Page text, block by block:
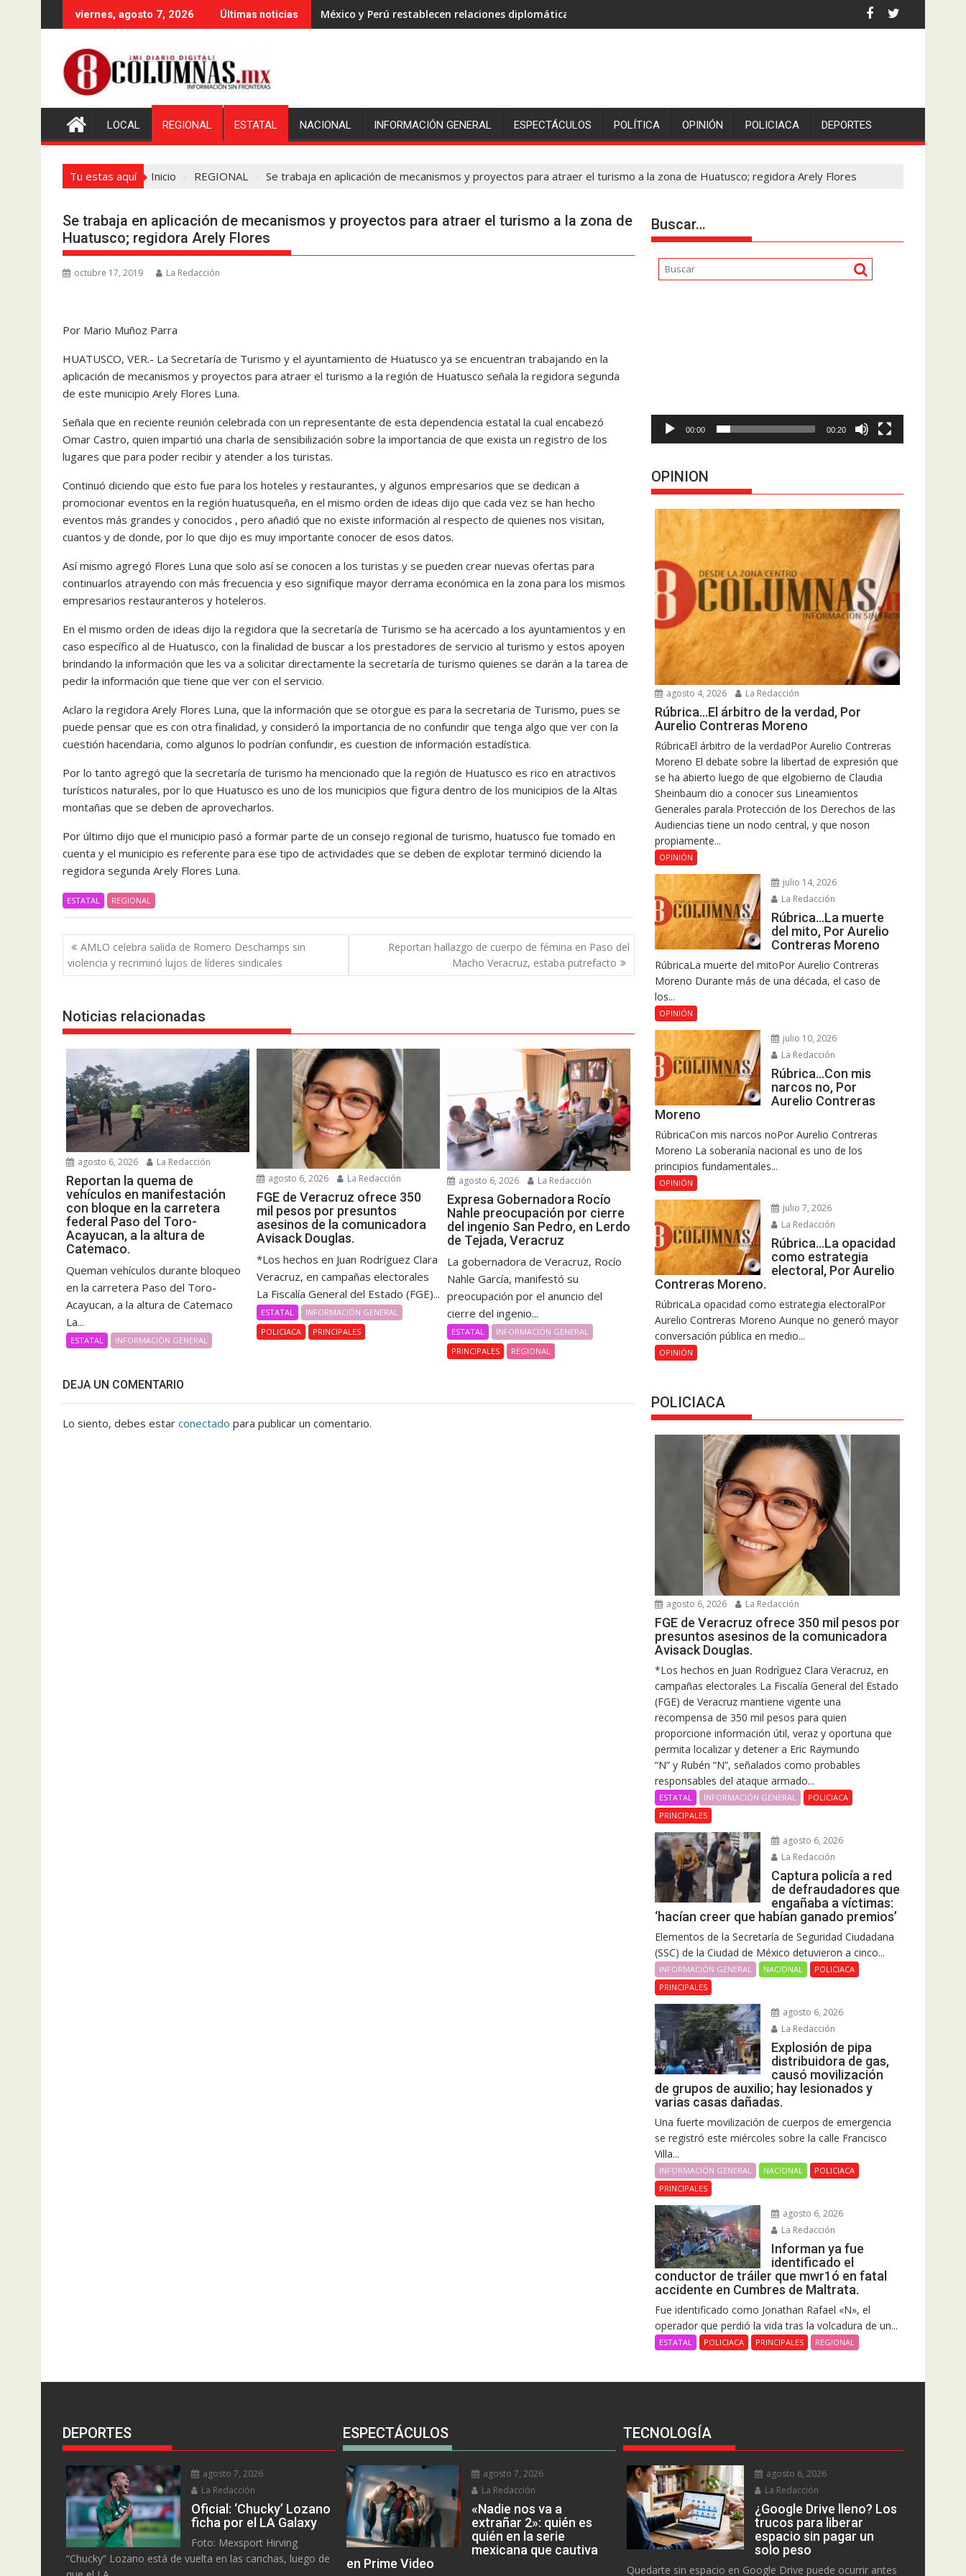
al
viernes, agosto 7, 2026 Últimas noticias México y Perú restablecen relaciones diplomáticas
LOCAL REGIONAL ESTATAL NACIONAL INFORMACIÓN GENERAL ESPECTÁCULOS POLÍTICA OPINIÓN POLICIACA DEPORTES
Tu estas aquí Inicio REGIONAL Se trabaja en aplicación de mecanismos y proyectos para atraer el turismo a la zona de Huatusco; regidora Arely Flores
Se trabaja en aplicación de mecanismos y proyectos para atraer el turismo a la zona de
Huatusco; regidora Arely Flores
octubre 17, 2019 La Redacción
Por Mario Muñoz Parra
HUATUSCO, VER.- La Secretaría de Turismo y el ayuntamiento de Huatusco ya se encuentran trabajando en la
aplicación de mecanismos y proyectos para atraer el turismo a la región de Huatusco señala la regidora segunda
de este municipio Arely Flores Luna.
Señala que en reciente reunión celebrada con un representante de esta dependencia estatal la cual encabezó
Omar Castro, quien impartió una charla de sensibilización sobre la importancia de que exista un registro de los
lugares que para poder recibir y atender a los turistas.
Continuó diciendo que esto fue para los hoteles y restaurantes, y algunos empresarios que se dedican a
promocionar eventos en la región huatusqueña, en el mismo orden de ideas dijo que cada vez se han hecho
eventos más grandes y conocidos , pero añadió que no existe información al respecto de quienes nos visitan,
cuantos y de donde, por lo que dijo es muy importante conocer de esos datos.
Así mismo agregó Flores Luna que solo así se conocen a los turistas y se pueden crear nuevas ofertas para
continuarlos atrayendo con más frecuencia y eso signifique mayor derrama económica en la zona para los mismos
empresarios restauranteros y hoteleros.
En el mismo orden de ideas dijo la regidora que la secretaría de Turismo se ha acercado a los ayuntamientos y en
caso específico al de Huatusco, con la finalidad de buscar a los prestadores de servicio al turismo y estos apoyen
brindando la información que les va a solicitar directamente la secretaría de turismo quienes se darán a la tarea de
pedir la información que tiene que ver con el servicio.
Aclaro la regidora Arely Flores Luna, que la información que se otorgue es para la secretaria de Turismo, pues se
puede pensar que es con otra finalidad, y consideró la importancia de no confundir que tenga algo que ver con la
cuestión hacendaria, como algunos lo podrían confundir, es cuestion de información estadística.
Por lo tanto agregó que la secretaría de turismo ha mencionado que la región de Huatusco es rico en atractivos
turísticos naturales, por lo que Huatusco es uno de los municipios que figura dentro de los municipios de la Altas
montañas que se deben de aprovecharlos.
Por último dijo que el municipio pasó a formar parte de un consejo regional de turismo, huatusco fue tomado en
cuenta y el municipio es referente para ese tipo de actividades que se deben de explotar terminó diciendo la
regidora segunda Arely Flores Luna.
ESTATAL REGIONAL
Navegación
de
entradas
AMLO celebra salida de Romero Deschamps sin
violencia y recriminó lujos de líderes sindicales
Reportan hallazgo de cuerpo de fémina en Paso del
Macho Veracruz, estaba putrefacto
Noticias relacionadas
agosto 6, 2026 La Redacción
Reportan la quema de
vehículos en manifestación
con bloque en la carretera
federal Paso del Toro-
Acayucan, a la altura de
Catemaco.
Queman vehículos durante bloqueo
en la carretera Paso del Toro-
Acayucan, a la altura de Catemaco
La...
ESTATAL INFORMACIÓN GENERAL
agosto 6, 2026 La Redacción
FGE de Veracruz ofrece 350
mil pesos por presuntos
asesinos de la comunicadora
Avisack Douglas.
*Los hechos en Juan Rodríguez Clara
Veracruz, en campañas electorales
La Fiscalía General del Estado (FGE)...
ESTATAL
INFORMACIÓN GENERAL
POLICIACA
PRINCIPALES
agosto 6, 2026 La Redacción
Expresa Gobernadora Rocío
Nahle preocupación por cierre
del ingenio San Pedro, en Lerdo
de Tejada, Veracruz
La gobernadora de Veracruz, Rocío
Nahle García, manifestó su
preocupación por el anuncio del
cierre del ingenio...
ESTATAL
INFORMACIÓN GENERAL
PRINCIPALES
REGIONAL
DEJA UN COMENTARIO
Lo siento, debes estar conectado para publicar un comentario.
Buscar…
00:00 00:20
OPINION
agosto 4, 2026 La Redacción
Rúbrica…El árbitro de la verdad, Por
Aurelio Contreras Moreno
RúbricaEl árbitro de la verdadPor Aurelio Contreras
Moreno El debate sobre la libertad de expresión que
se ha abierto luego de que elgobierno de Claudia
Sheinbaum dio a conocer sus Lineamientos
Generales parala Protección de los Derechos de las
Audiencias tiene un nodo central, y que noson
propiamente...
OPINIÓN
julio 14, 2026
La Redacción
Rúbrica…La muerte
del mito, Por Aurelio
Contreras Moreno
RúbricaLa muerte del mitoPor Aurelio Contreras
Moreno Durante más de una década, el caso de
los...
OPINIÓN
julio 10, 2026
La Redacción
Rúbrica…Con mis
narcos no, Por
Aurelio Contreras
Moreno
RúbricaCon mis narcos noPor Aurelio Contreras
Moreno La soberanía nacional es uno de los
principios fundamentales...
OPINIÓN
julio 7, 2026
La Redacción
Rúbrica…La opacidad
como estrategia
electoral, Por Aurelio
Contreras Moreno.
RúbricaLa opacidad como estrategia electoralPor
Aurelio Contreras Moreno Aunque no generó mayor
conversación pública en medio...
OPINIÓN
POLICIACA
agosto 6, 2026 La Redacción
FGE de Veracruz ofrece 350 mil pesos por
presuntos asesinos de la comunicadora
Avisack Douglas.
*Los hechos en Juan Rodríguez Clara Veracruz, en
campañas electorales La Fiscalía General del Estado
(FGE) de Veracruz mantiene vigente una
recompensa de 350 mil pesos para quien
proporcione información útil, veraz y oportuna que
permita localizar y detener a Eric Raymundo
“N” y Rubén “N”, señalados como probables
responsables del ataque armado...
ESTATAL INFORMACIÓN GENERAL
POLICIACA
PRINCIPALES
agosto 6, 2026
La Redacción
Captura policía a red
de defraudadores que
engañaba a víctimas:
‘hacían creer que habían ganado premios’
Elementos de la Secretaría de Seguridad Ciudadana
(SSC) de la Ciudad de México detuvieron a cinco...
INFORMACIÓN GENERAL NACIONAL
POLICIACA
PRINCIPALES
agosto 6, 2026
La Redacción
Explosión de pipa
distribuidora de gas,
causó movilización
de grupos de auxilio; hay lesionados y
varias casas dañadas.
Una fuerte movilización de cuerpos de emergencia
se registró este miércoles sobre la calle Francisco
Villa...
INFORMACIÓN GENERAL NACIONAL
POLICIACA
PRINCIPALES
agosto 6, 2026
La Redacción
Informan ya fue
identificado el
conductor de tráiler que mwr1ó en fatal
accidente en Cumbres de Maltrata.
Fue identificado como Jonathan Rafael «N», el
operador que perdió la vida tras la volcadura de un...
ESTATAL POLICIACA PRINCIPALES REGIONAL
DEPORTES
agosto 7, 2026
La Redacción
Oficial: ‘Chucky’ Lozano
ficha por el LA Galaxy
Foto: Mexsport Hirving
“Chucky” Lozano está de vuelta en las canchas, luego de
ESPECTÁCULOS
agosto 7, 2026
La Redacción
«Nadie nos va a
extrañar 2»: quién es
quién en la serie
mexicana que cautiva
en Prime Video
TECNOLOGÍA
agosto 6, 2026
La Redacción
¿Google Drive lleno? Los
trucos para liberar
espacio sin pagar un
solo peso
Quedarte sin espacio en Google Drive puede ocurrir antes